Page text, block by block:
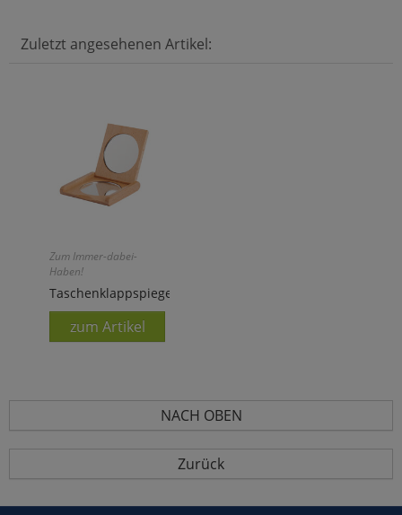
Zuletzt angesehenen Artikel:
Zum Immer-dabei-
Haben!
Taschenklappspiegel
zum Artikel
NACH OBEN
Zurück